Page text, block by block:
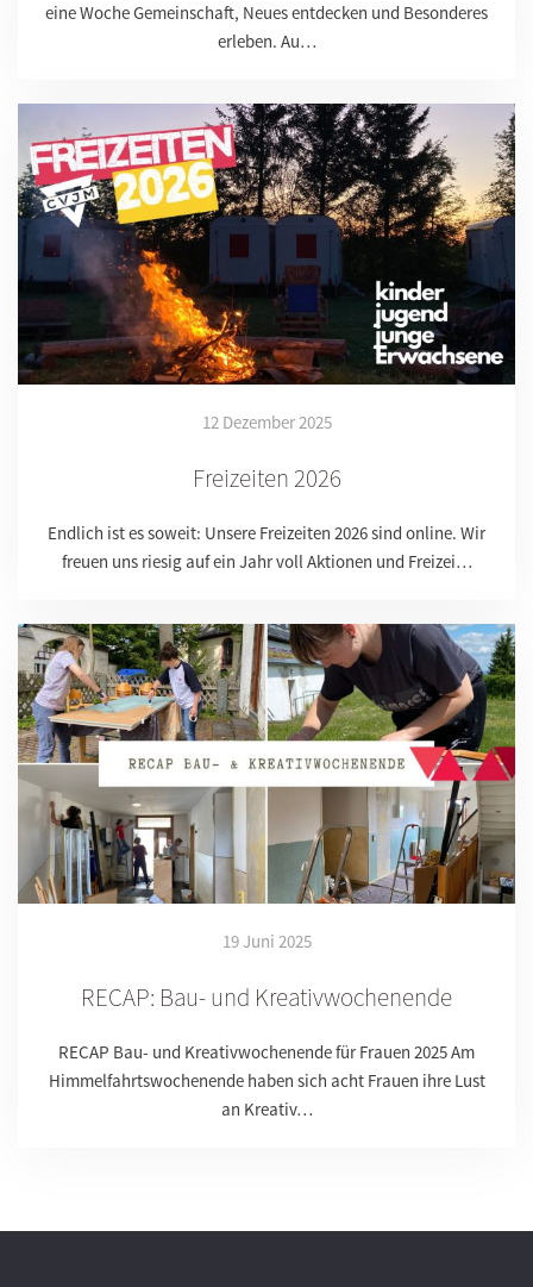
eine Woche Gemeinschaft, Neues entdecken und Besonderes
erleben. Au…
12 Dezember 2025
Freizeiten 2026
Endlich ist es soweit: Unsere Freizeiten 2026 sind online. Wir
freuen uns riesig auf ein Jahr voll Aktionen und Freizei…
19 Juni 2025
RECAP: Bau- und Kreativwochenende
RECAP Bau- und Kreativwochenende für Frauen 2025 Am
Himmelfahrtswochenende haben sich acht Frauen ihre Lust
an Kreativ…